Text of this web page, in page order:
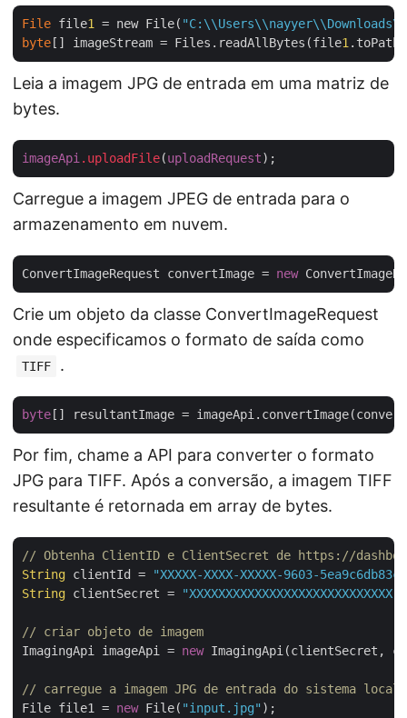
File file1 = new File(
byte [] imageStream = Files.readAllBytes(file1
Leia a imagem JPG de entrada em uma matriz de
bytes.
imageApi .uploadFile(uploadRequest
Carregue a imagem JPEG de entrada para o
armazenamento em nuvem.
ConvertImageRequest convertImage = new
Crie um objeto da classe ConvertImageRequest
onde especificamos o formato de saída como
TIFF .
byte
Por fim, chame a API para converter o formato
JPG para TIFF. Após a conversão, a imagem TIFF
resultante é retornada em array de bytes.
// Obtenha ClientID e ClientSecret de https://
String clientId =
"XXXXX-XXXX-XXXXX-9603-
String clientSecret = "XXXXXXXXXXXXXXXXXXXXXXXXXXXX"
// criar objeto de imagem
ImagingApi imageApi = new ImagingApi(clientSecret,
// carregue a imagem JPG de entrada do sistema local
File file1 = new File( "input.jpg" );